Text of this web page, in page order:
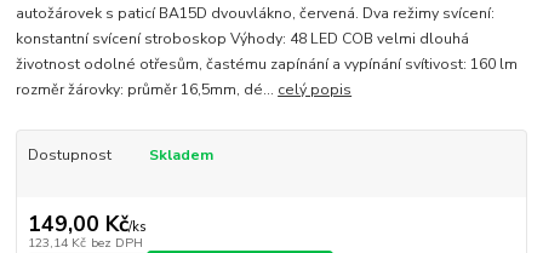
autožárovek s paticí BA15D dvouvlákno, červená. Dva režimy svícení:
konstantní svícení stroboskop Výhody: 48 LED COB velmi dlouhá
životnost odolné otřesům, častému zapínání a vypínání svítivost: 160 lm
rozměr žárovky: průměr 16,5mm, dé... celý popis
Dostupnost Skladem
149,00 Kč/ks
123,14 Kč bez DPH